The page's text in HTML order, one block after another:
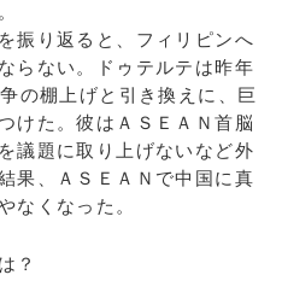
振り返ると、フィリピンへ
らない。ドゥテルテは昨年
の棚上げと引き換えに、巨
けた。彼はＡＳＥＡＮ首脳
議題に取り上げないなど外
果、ＡＳＥＡＮで中国に真
なくなった。
？